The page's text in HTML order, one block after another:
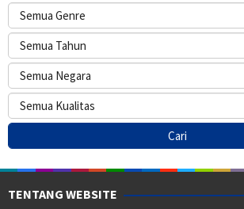
TENTANG WEBSITE